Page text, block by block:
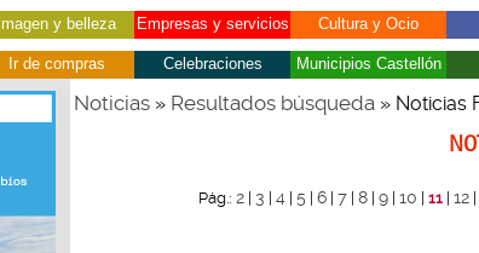
Imagen y belleza Empresas y servicios Cultura y Ocio
Ir de compras Celebraciones Municipios Castellón
Noticias» Resultados búsqueda» Noticias
Pág.: 2 3 4 5 6 7 8 9 10 11 12